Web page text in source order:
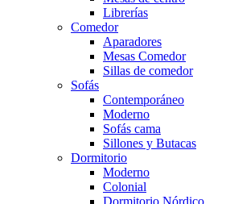
Librerías
Comedor
Aparadores
Mesas Comedor
Sillas de comedor
Sofás
Contemporáneo
Moderno
Sofás cama
Sillones y Butacas
Dormitorio
Moderno
Colonial
Dormitorio Nórdico